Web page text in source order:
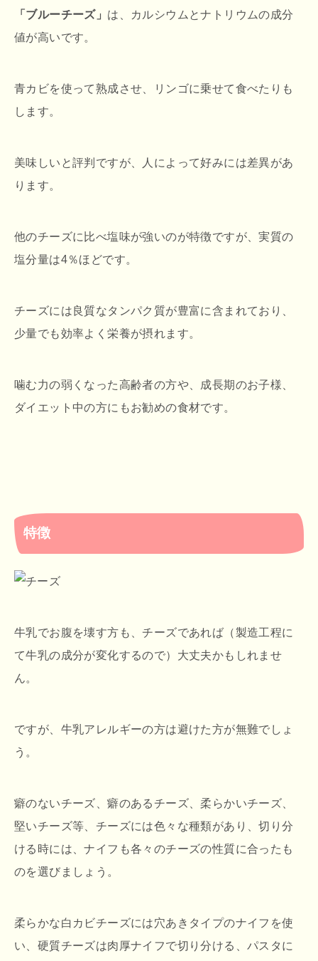
「ブルーチーズ」 は、カルシウムとナトリウムの成分
値が高いです。
青カビを使って熟成させ、リンゴに乗せて食べたりも
します。
美味しいと評判ですが、人によって好みには差異があ
ります。
他のチーズに比べ塩味が強いのが特徴ですが、実質の
塩分量は4％ほどです。
チーズには良質なタンパク質が豊富に含まれており、
少量でも効率よく栄養が摂れます。
噛む力の弱くなった高齢者の方や、成長期のお子様、
ダイエット中の方にもお勧めの食材です。
特徴
牛乳でお腹を壊す方も、チーズであれば（製造工程に
て牛乳の成分が変化するので）大丈夫かもしれませ
ん。
ですが、牛乳アレルギーの方は避けた方が無難でしょ
う。
癖のないチーズ、癖のあるチーズ、柔らかいチーズ、
堅いチーズ等、チーズには色々な種類があり、切り分
ける時には、ナイフも各々のチーズの性質に合ったも
のを選びましょう。
柔らかな白カビチーズには穴あきタイプのナイフを使
い、硬質チーズは肉厚ナイフで切り分ける、パスタに